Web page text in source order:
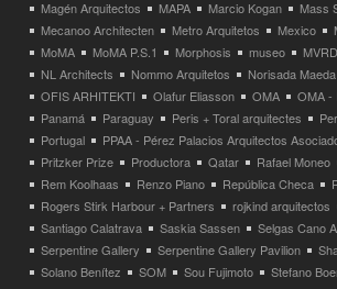
Magén Arquitectos
MAPA Marcio Kogan Mass
Mecanoo Architecten
Metro Arquitetos Mexico
MoMA
MoMA P.S.1 Morphosis museo
NL Architects
Nommo Arquitetos Norisada Maeda
OFIS ARHITEKTI
Olafur Eliasson OMA OMA -
Panamá
Paraguay Peris + Toral arquitectes
Portugal
PPAA - Pérez Palacios Arquitectos
Pritzker Prize
Productora Qatar Rafael Moneo
Rem Koolhaas
Renzo Piano República Checa
Rogers Stirk Harbour + Partners
rojkind arquitectos
Santiago Calatrava
Saskia Sassen Selgas Cano
Serpentine Gallery
Serpentine Gallery Pavilion
Solano Benítez
SOM Sou Fujimoto Stefano